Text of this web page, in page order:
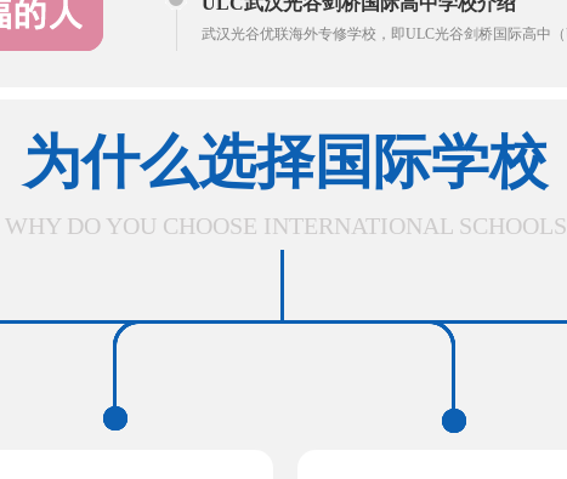
武汉光谷优联海外专修学校，即ULC光谷剑桥国际高
为什么选择国际学校
WHY DO YOU CHOOSE INTERNATIONAL SCHOOLS